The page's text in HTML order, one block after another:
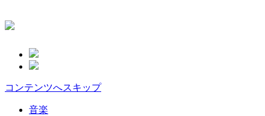
コンテンツへスキップ
音楽